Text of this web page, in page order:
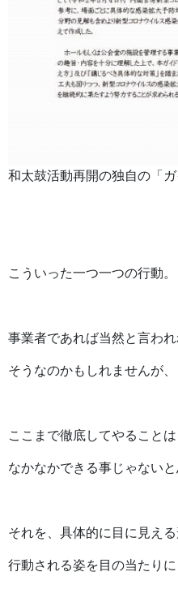
和太鼓活動再開の独自の「
こういった一つ一つの行動。
事業者であれば当然と言わ
そうなのかもしれませんが、
ここまで徹底してやることは
なかなかできる事じゃないと
それを、具体的に目に見え
行動される姿を目の当たり